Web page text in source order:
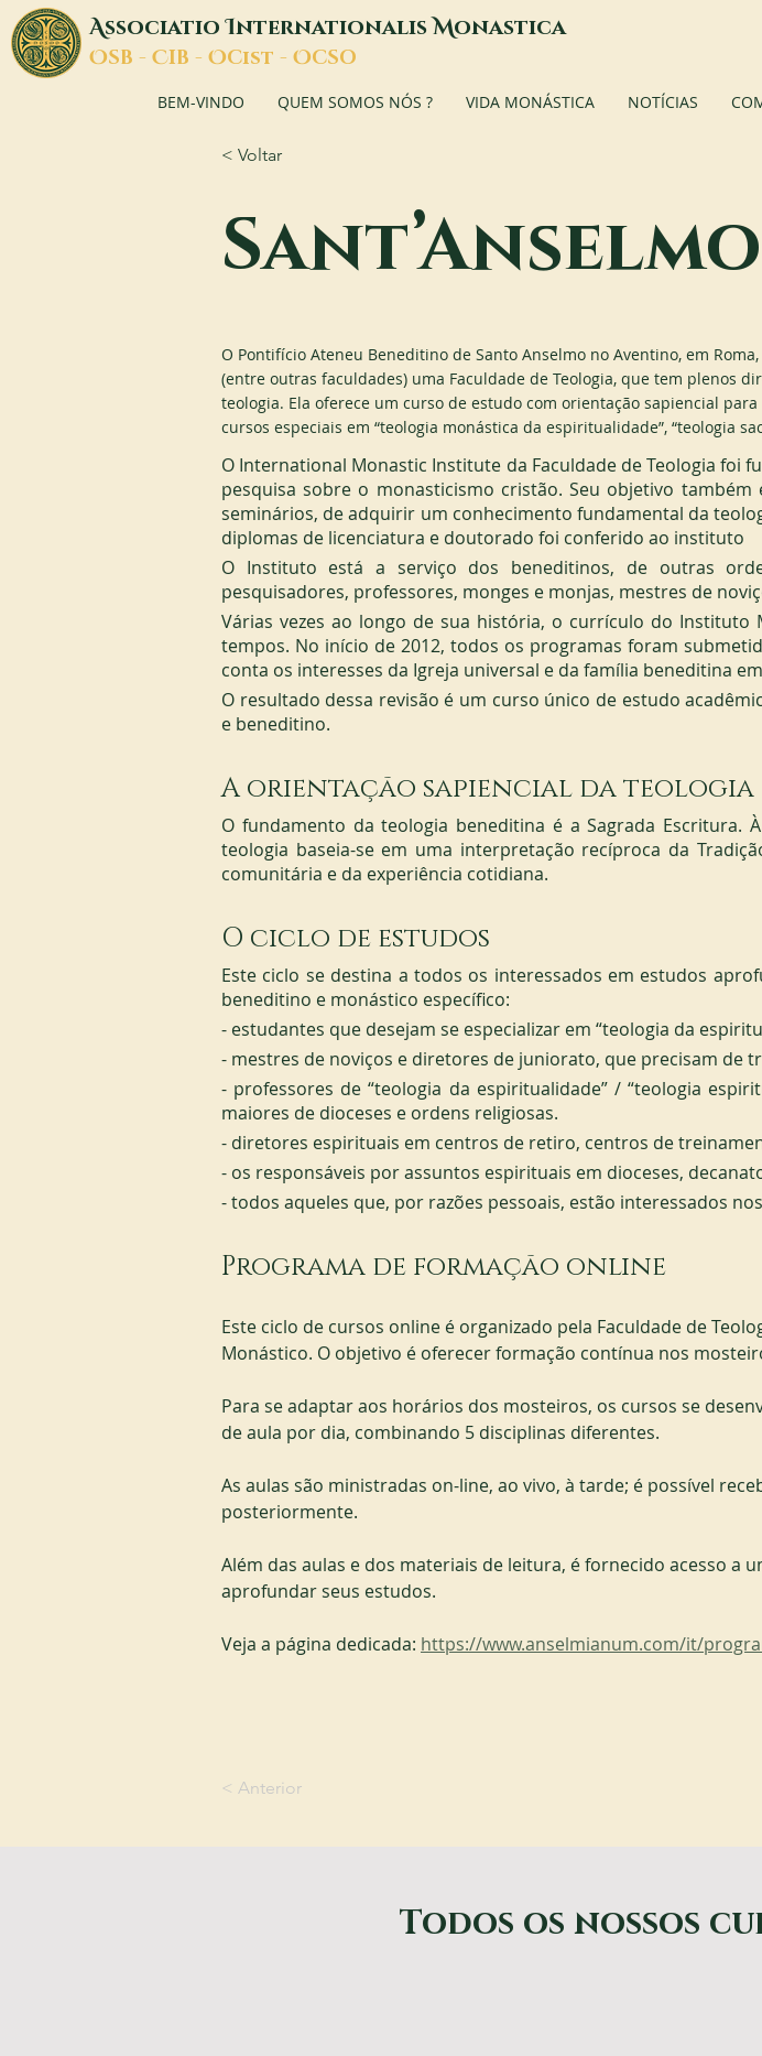
AssociatioInternationalisMonastica
OSB - CIB - OCist - OCSO
BEM-VINDO QUEM SOMOS NÓS ? VIDA MONÁSTICA NOTÍCIAS
< Voltar
Sant’Anselmo
O Pontifício Ateneu Beneditino de Santo Anselmo no Aventino, em
(entre outras faculdades) uma Faculdade de Teologia, que tem plenos
teologia. Ela oferece um curso de estudo com orientação sapiencial
cursos especiais em “teologia monástica da espiritualidade”, “teologia
O International Monastic Institute da Faculdade de Teologia foi
pesquisa sobre o monasticismo cristão. Seu objetivo
seminários, de adquirir um conhecimento fundamental da
diplomas de licenciatura e doutorado foi conferido ao instituto
O Instituto está a serviço dos beneditinos, de outras
pesquisadores, professores, monges e monjas, mestres de
Várias vezes ao longo de sua história, o currículo do
tempos. No início de 2012, todos os programas foram
conta os interesses da Igreja universal e da família beneditina
O resultado dessa revisão é um curso único de estudo
e beneditino.
A orientação sapiencial da teologia
O fundamento da teologia beneditina é a Sagrada Escritura.
teologia baseia-se em uma interpretação recíproca da
comunitária e da experiência cotidiana.
O ciclo de estudos
Este ciclo se destina a todos os interessados em estudos
beneditino e monástico específico:
- estudantes que desejam se especializar em “teologia da
- mestres de noviços e diretores de juniorato, que precisam de
- professores de “teologia da espiritualidade” / “teologia
maiores de dioceses e ordens religiosas.
- diretores espirituais em centros de retiro, centros de
- os responsáveis por assuntos espirituais em dioceses,
- todos aqueles que, por razões pessoais, estão interessados
Programa de formação online
Este ciclo de cursos online é organizado pela Faculdade de
Monástico. O objetivo é oferecer formação contínua nos
Para se adaptar aos horários dos mosteiros, os cursos se
de aula por dia, combinando 5 disciplinas diferentes.
As aulas são ministradas on-line, ao vivo, à tarde; é possível
posteriormente.
Além das aulas e dos materiais de leitura, é fornecido acesso a
aprofundar seus estudos.
Veja a página dedicada: https://www.anselmianum.com/it/
< Anterior
Todos os nossos